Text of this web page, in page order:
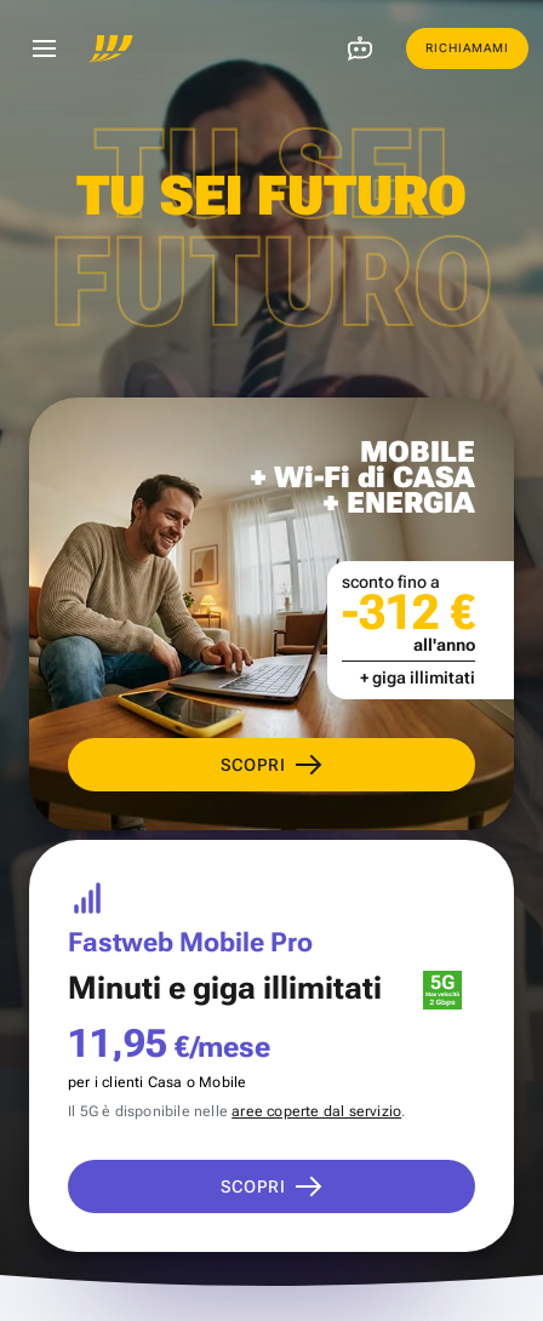
RICHIAMAMI
TU SEI
FUTURO
TU SEI FUTURO
MOBILE
+ Wi-Fi di CASA
+ ENERGIA
SCOPRI
sconto fino a
-312 €
all'anno
+ giga illimitati
Fastweb Mobile Pro
Minuti e giga illimitati
11,95 €/mese
per i clienti Casa o Mobile
Il 5G è disponibile nellearee coperte dal servizio.
SCOPRI